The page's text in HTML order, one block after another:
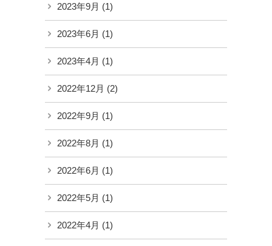
2023年9月 (1)
2023年6月 (1)
2023年4月 (1)
2022年12月 (2)
2022年9月 (1)
2022年8月 (1)
2022年6月 (1)
2022年5月 (1)
2022年4月 (1)